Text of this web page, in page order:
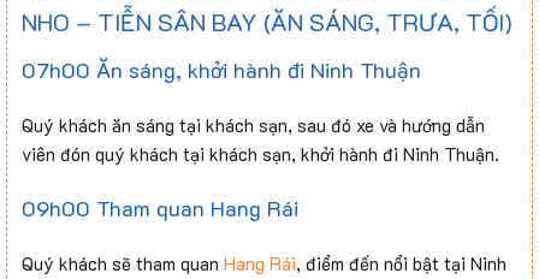
NHO – TIỄN SÂN BAY (ĂN SÁNG, TRƯA, TỐI)
07h00 Ăn sáng, khởi hành đi Ninh Thuận
Quý khách ăn sáng tại khách sạn, sau đó xe và hướng dẫn
viên đón quý khách tại khách sạn, khởi hành đi Ninh Thuận.
09h00 Tham quan Hang Rái
Quý khách sẽ tham quan Hang Rái, điểm đến nổi bật tại Ninh